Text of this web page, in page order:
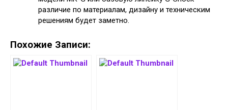
различие по материалам, дизайну и техническим
решениям будет заметно.
Похожие Записи: